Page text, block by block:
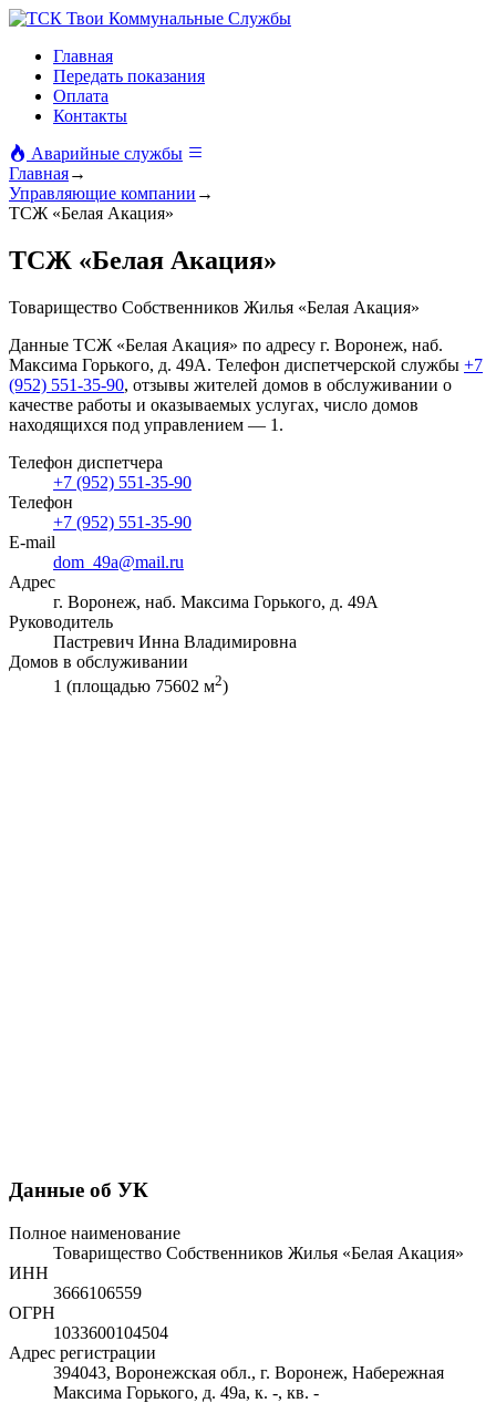
Твои Коммунальные Службы
Главная
Передать показания
Оплата
Контакты
Аварийные службы
Главная→
Управляющие компании →
ТСЖ «Белая Акация»
ТСЖ «Белая Акация»
Товарищество Собственников Жилья «Белая Акация»
Данные ТСЖ «Белая Акация» по адресу г. Воронеж, наб.
Максима Горького, д. 49А. Телефон диспетчерской службы +7
(952) 551-35-90, отзывы жителей домов в обслуживании о
качестве работы и оказываемых услугах, число домов
находящихся под управлением — 1.
Телефон диспетчера
+7 (952) 551-35-90
Телефон
+7 (952) 551-35-90
E-mail
dom_49a@mail.ru
Адрес
г. Воронеж, наб. Максима Горького, д. 49А
Руководитель
Пастревич Инна Владимировна
Домов в обслуживании
1 (площадью 75602 м2)
Данные об УК
Полное наименование
Товарищество Собственников Жилья «Белая Акация»
ИНН
3666106559
ОГРН
1033600104504
Адрес регистрации
394043, Воронежская обл., г. Воронеж, Набережная
Максима Горького, д. 49а, к. -, кв. -